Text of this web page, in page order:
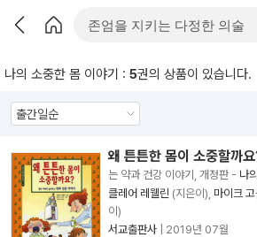
나의 소중한 몸 이야기 : 5권의 상품이 있습니다.
왜 튼튼한 몸이 소중할까
는 약과 건강 이야기, 개정판- 나
클레어 레웰린 (지은이), 마이크
이)
서교출판사
2019년 07월